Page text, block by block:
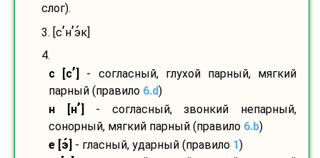
слог).
3. [с’н’эк]
4.
с [с’
- согласный, глухой парный, мягкий
парный (правило 6.d)
н [н’
- согласный, звонкий непарный,
сонорный, мягкий парный (правило 6.b)
е [э - гласный, ударный (правило 1)